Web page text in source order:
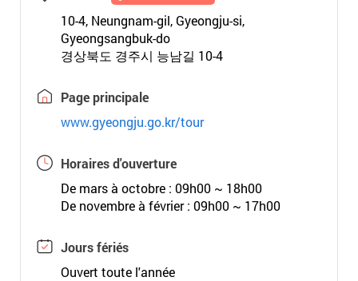
10-4, Neungnam-gil, Gyeongju-si,
Gyeongsangbuk-do
경상북도 경주시 능남길 10-4
Page principale
www.gyeongju.go.kr/tour
Horaires d'ouverture
De mars à octobre : 09h00 ~ 18h00
De novembre à février : 09h00 ~ 17h00
Jours fériés
Ouvert toute l'année